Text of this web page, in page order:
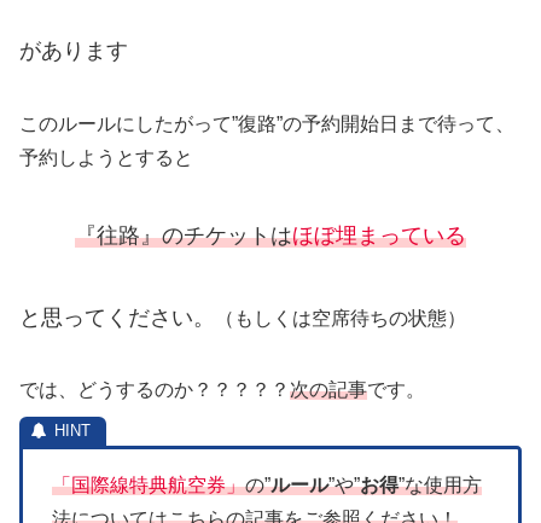
があります
このルールにしたがって”復路”の予約開始日まで待って、
予約しようとすると
『往路』のチケットはほぼ埋まっている
と思ってください。 （もしくは空席待ちの状態）
では、どうするのか？？？？？ 次の記事です。
「国際線特典航空券」の”ルール”や”お得”な使用方